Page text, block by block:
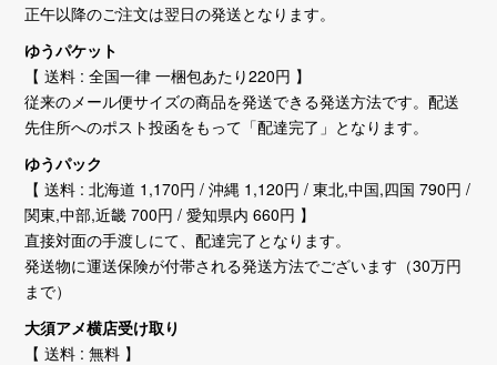
正午以降のご注文は翌日の発送となります。
ゆうパケット
【 送料 : 全国一律 一梱包あたり220円 】
従来のメール便サイズの商品を発送できる発送方法です。配送
先住所へのポスト投函をもって「配達完了」となります。
ゆうパック
【 送料 : 北海道 1,170円 / 沖縄 1,120円 / 東北,中国,四国 790円 /
関東,中部,近畿 700円 / 愛知県内 660円 】
直接対面の手渡しにて、配達完了となります。
発送物に運送保険が付帯される発送方法でございます（30万円
まで）
大須アメ横店受け取り
【 送料 : 無料 】